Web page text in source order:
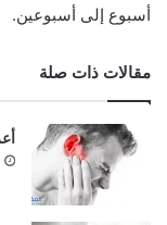
أسبوع إلى أسبوعين.
مقالات ذات صلة